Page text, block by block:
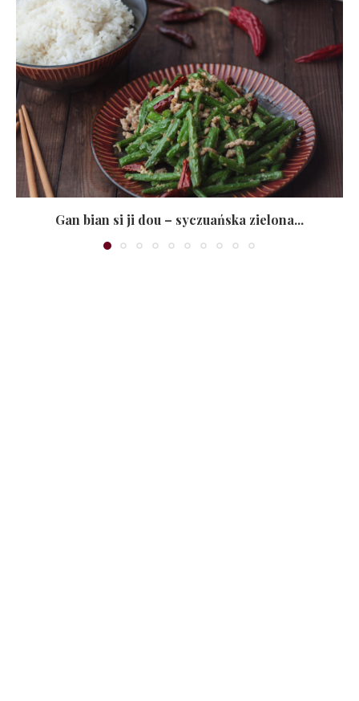
Gan bian si ji dou – syczuańska zielona...